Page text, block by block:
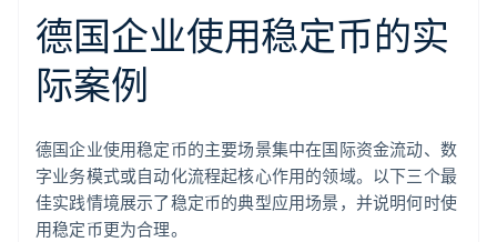
德国企业使用稳定币的实
际案例
德国企业使用稳定币的主要场景集中在国际资金流动、数
字业务模式或自动化流程起核心作用的领域。以下三个最
佳实践情境展示了稳定币的典型应用场景，并说明何时使
用稳定币更为合理。